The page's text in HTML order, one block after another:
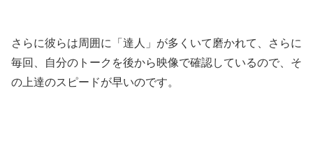
さらに彼らは周囲に「達人」が多くいて磨かれて、さらに
毎回、自分のトークを後から映像で確認しているので、そ
の上達のスピードが早いのです。